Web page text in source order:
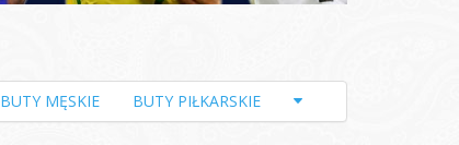
BUTY MĘSKIE BUTY PIŁKARSKIE